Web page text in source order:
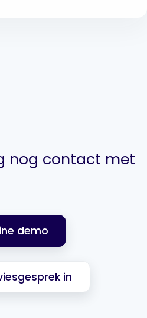
nog contact met
demo
in